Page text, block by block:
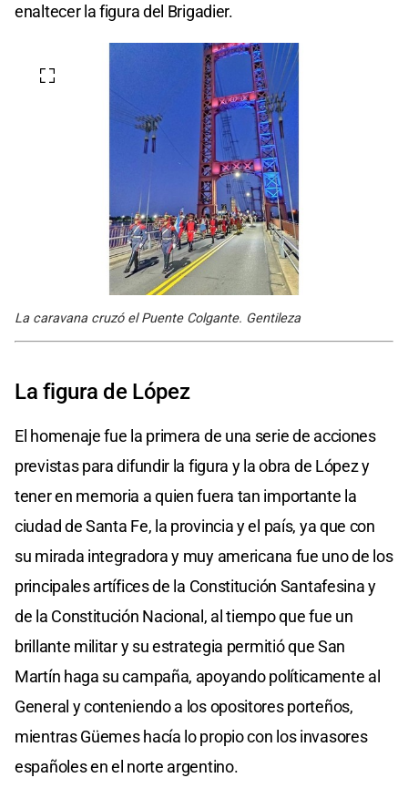
enaltecer la figura del Brigadier.
La caravana cruzó el Puente Colgante. Gentileza
La figura de López
El homenaje fue la primera de una serie de acciones
previstas para difundir la figura y la obra de López y
tener en memoria a quien fuera tan importante la
ciudad de Santa Fe, la provincia y el país, ya que con
su mirada integradora y muy americana fue uno de los
principales artífices de la Constitución Santafesina y
de la Constitución Nacional, al tiempo que fue un
brillante militar y su estrategia permitió que San
Martín haga su campaña, apoyando políticamente al
General y conteniendo a los opositores porteños,
mientras Güemes hacía lo propio con los invasores
españoles en el norte argentino.